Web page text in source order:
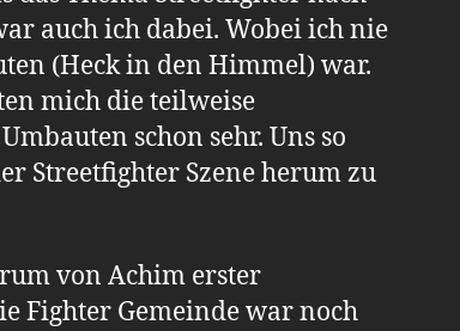
auch ich dabei. Wobei ich nie
(Heck in den Himmel) war.
mich die teilweise
schon sehr. Uns so
Streetfighter Szene herum zu
von Achim erster
Fighter Gemeinde war noch